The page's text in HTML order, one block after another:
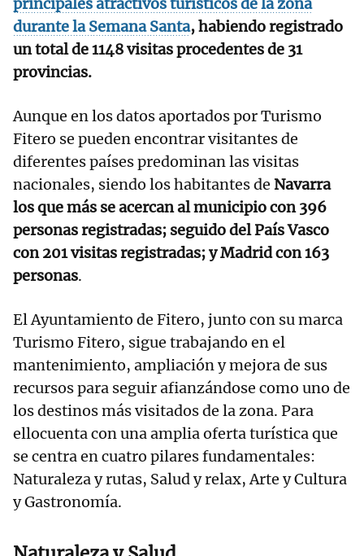
principales atractivos turísticos de la zona
durante la Semana Santa, habiendo registrado
un total de 1148 visitas procedentes de 31
provincias.
Aunque en los datos aportados por Turismo
Fitero se pueden encontrar visitantes de
diferentes países predominan las visitas
nacionales, siendo los habitantes de Navarra
los que más se acercan al municipio con 396
personas registradas; seguido del País Vasco
con 201 visitas registradas; y Madrid con 163
personas.
El Ayuntamiento de Fitero, junto con su marca
Turismo Fitero, sigue trabajando en el
mantenimiento, ampliación y mejora de sus
recursos para seguir afianzándose como uno de
los destinos más visitados de la zona. Para
ellocuenta con una amplia oferta turística que
se centra en cuatro pilares fundamentales:
Naturaleza y rutas, Salud y relax, Arte y Cultura
y Gastronomía.